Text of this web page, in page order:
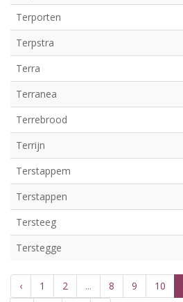
Terporten
Terpstra
Terra
Terranea
Terrebrood
Terrijn
Terstappem
Terstappen
Tersteeg
Terstegge
‹ 1 2 ... 8 9 10